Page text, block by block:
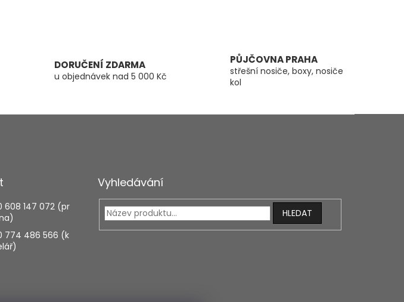
DORUČENÍ ZDARMA
u objednávek nad 5 000 Kč
PŮJČOVNA PRAHA
střešní nosiče, boxy, nosiče
kol
608 147 072 (pr
774 486 566 (k
Vyhledávání
HLEDAT